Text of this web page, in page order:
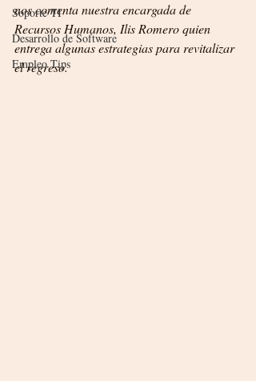
Soporte TI
Desarrollo de Software
Empleo Tips
nos comenta nuestra encargada de
Recursos Humanos, Ilis Romero quien
entrega algunas estrategias para revitalizar
el regreso.